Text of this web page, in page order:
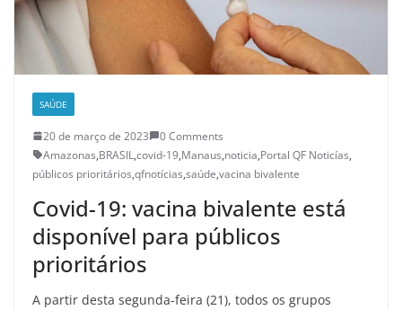
SAÚDE
20 de março de 2023
0 Comments
Amazonas,BRASIL,covid-19,Manaus,noticia,Portal QF Noticías,
públicos prioritários,qfnotícias,saúde,vacina bivalente
Covid-19: vacina bivalente está
disponível para públicos
prioritários
A partir desta segunda-feira (21), todos os grupos